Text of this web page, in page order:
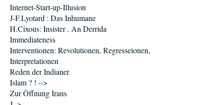
Internet-Start-up-Illusion
J-F.Lyotard : Das Inhumane
H.Cixous: Insister . An Derrida
Immediateness
Interventionen: Revolutionen, Regresseionen,
Interpretationen
Reden der Indianer
Islam ? ! -->
Zur Öffnung Irans